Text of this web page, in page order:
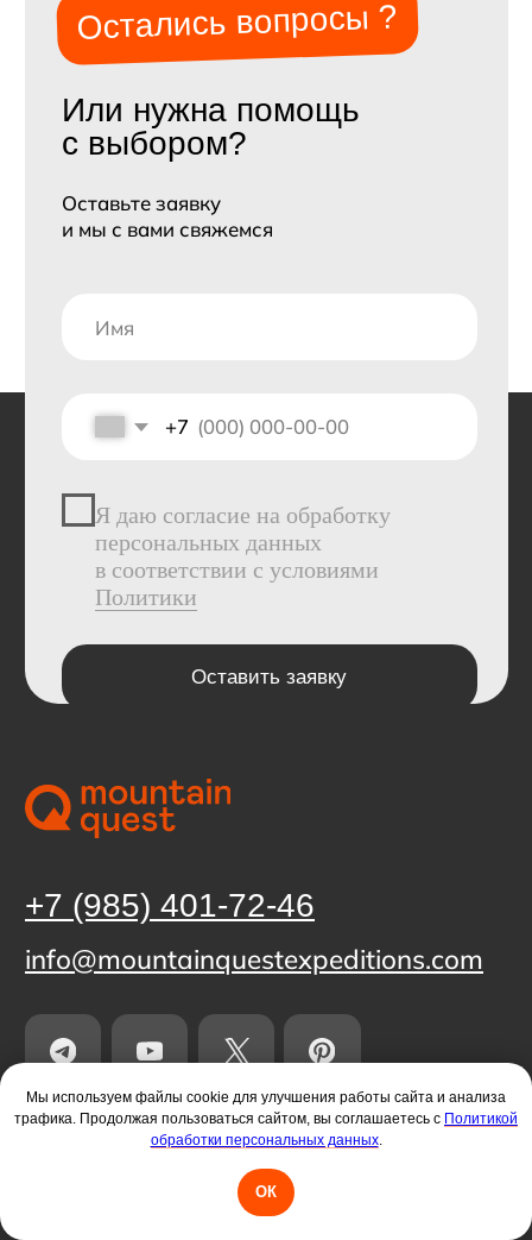
Мы используем файлы cookie для улучшения работы сайта и анализа
трафика. Продолжая пользоваться сайтом, вы соглашаетесь с Политикой
обработки персональных данных.
ОК